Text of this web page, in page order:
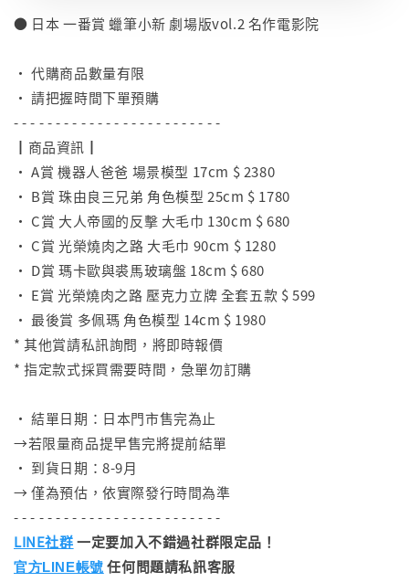
● 日本 一番賞 蠟筆小新 劇場版vol.2 名作電影院
• 代購商品數量有限
• 請把握時間下單預購
- - - - - - - - - - - - - - - - - - - - - - - - -
┃商品資訊┃
• A賞 機器人爸爸 場景模型 17cm $ 2380
• B賞 珠由良三兄弟 角色模型 25cm $ 1780
• C賞 大人帝國的反擊 大毛巾 130cm $ 680
• C賞 光榮燒肉之路 大毛巾 90cm $ 1280
• D賞 瑪卡歐與裘馬玻璃盤 18cm $ 680
• E賞 光榮燒肉之路 壓克力立牌 全套五款 $ 599
• 最後賞 多佩瑪 角色模型 14cm $ 1980
* 其他賞請私訊詢問，將即時報價
* 指定款式採買需要時間，急單勿訂購
• 結單日期：日本門市售完為止
→若限量商品提早售完將提前結單
• 到貨日期：8-9月
→ 僅為預估，依實際發行時間為準
- - - - - - - - - - - - - - - - - - - - - - - - -
LINE社群一定要加入不錯過社群限定品！
官方LINE帳號 任何問題請私訊客服